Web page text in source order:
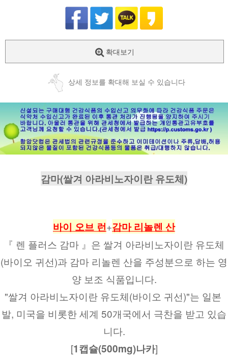
확대보기
상세 정보를 확대해 보실 수 있습니다
감마(쌀겨 아라비노자이란 유도체)
바이 오브 런+감마 리놀렌 산
『 렌 플러스 감마 』은 쌀겨 아라비노자이란 유도체
(바이오 귀선)과 감마 리놀렌 산을 주성분으로 하는 영
양 보조 식품입니다.
"쌀겨 아라비노자이란 유도체(바이오 귀선)"는 일본
발, 미국을 비롯한 세계 50개국에서 극찬을 받고 있습
니다.
[1캡슐(500mg)나카]